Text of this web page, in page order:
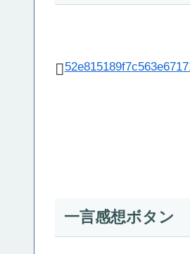
一言感想ボタン